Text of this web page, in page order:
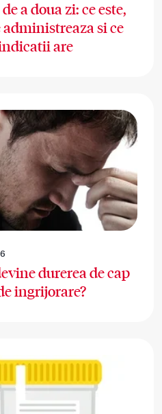
a doua zi: ce este,
administreaza si ce
are
durerea de cap
ingrijorare?